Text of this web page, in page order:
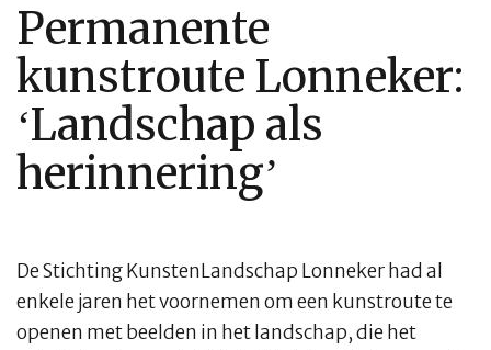
Permanente
kunstroute Lonneker:
‘Landschap als
herinnering’
De Stichting KunstenLandschap Lonneker had al
enkele jaren het voornemen om een kunstroute te
openen met beelden in het landschap, die het